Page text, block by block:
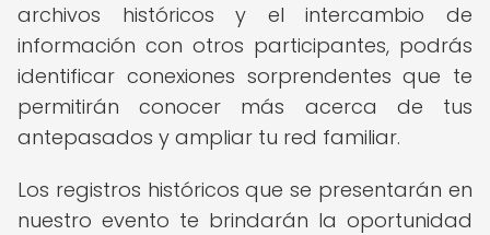
archivos históricos y el intercambio de
información con otros participantes, podrás
identificar conexiones sorprendentes que te
permitirán conocer más acerca de tus
antepasados y ampliar tu red familiar.
Los registros históricos que se presentarán en
nuestro evento te brindarán la oportunidad